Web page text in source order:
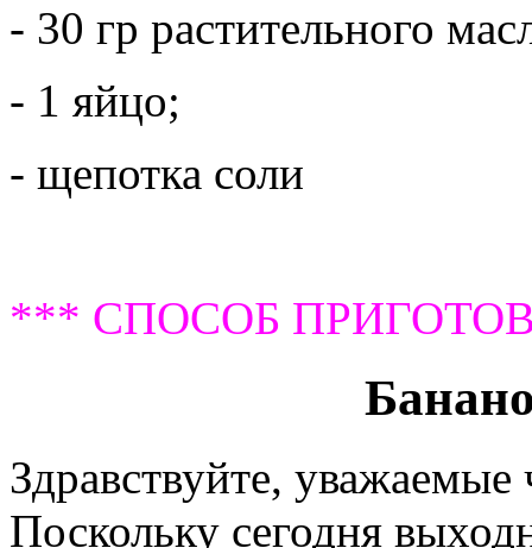
- 30 гр растительного
- 1 яйцо;
- щепотка соли
*** СПОСОБ
Здравствуйте, уважаемые
Поскольку сегодня